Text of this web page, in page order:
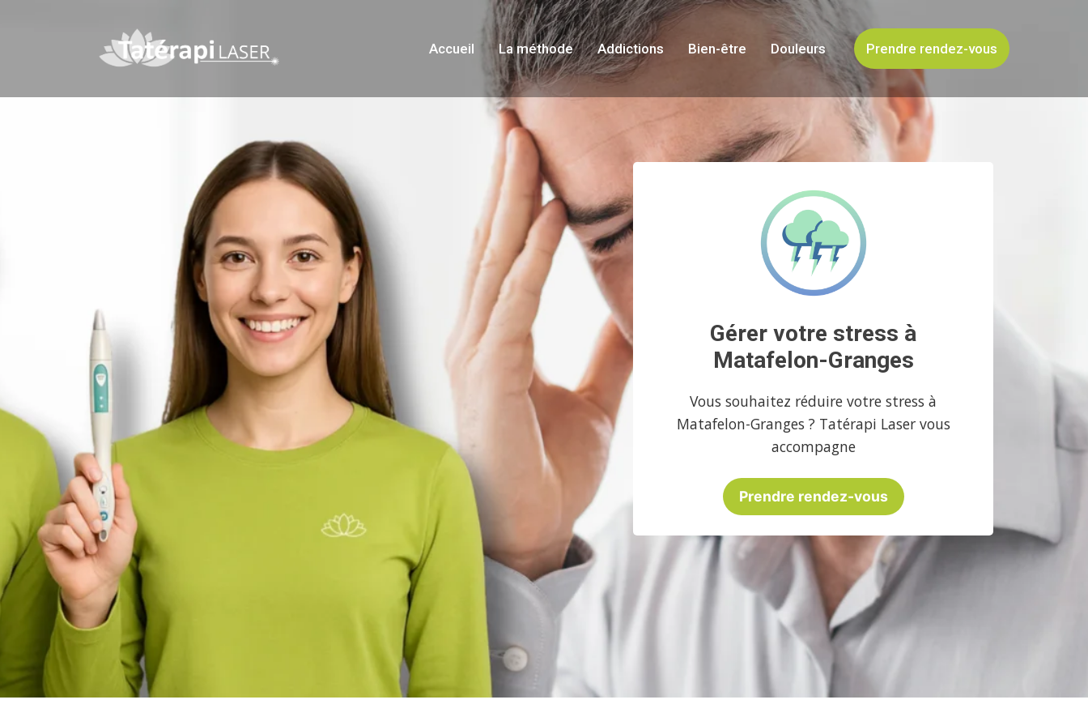
Accueil La méthode Addictions Bien-être Douleurs Prendre rendez-vous
Gérer votre stress à
Matafelon-Granges
Vous souhaitez réduire votre stress à
Matafelon-Granges ? Tatérapi Laser vous
accompagne
Prendre rendez-vous